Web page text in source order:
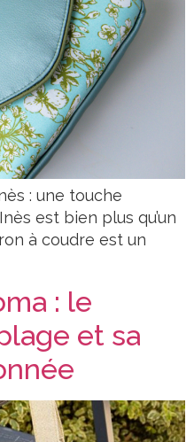
: une touche
est bien plus qu’un
à coudre est un
: le
et sa